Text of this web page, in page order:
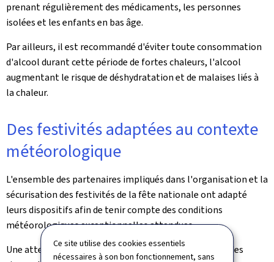
Ce site utilise des cookies essentiels
nécessaires à son bon fonctionnement, sans
prenant régulièrement des médicaments, les personnes
isolées et les enfants en bas âge.
Par ailleurs, il est recommandé d'éviter toute consommation
d'alcool durant cette période de fortes chaleurs, l'alcool
augmentant le risque de déshydratation et de malaises liés à
la chaleur.
Des festivités adaptées au contexte
météorologique
L'ensemble des partenaires impliqués dans l'organisation et la
sécurisation des festivités de la fête nationale ont adapté
leurs dispositifs afin de tenir compte des conditions
météorologiques exceptionnelles attendues.
Une attention particulière est portée à la prévention des